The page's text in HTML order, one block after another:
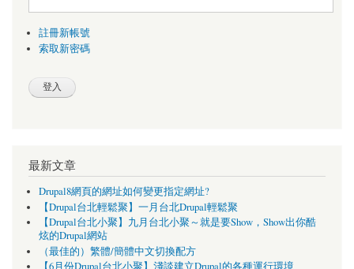
註冊新帳號
索取新密碼
最新文章
Drupal8網頁的網址如何變更指定網址?
【Drupal台北輕鬆聚】一月台北Drupal輕鬆聚
【Drupal台北小聚】九月台北小聚～就是要Show，Show出你酷
炫的Drupal網站
（最佳的）繁體/簡體中文切換配方